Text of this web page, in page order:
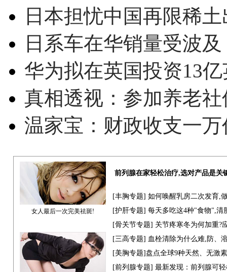
日本担忧中国再限稀
日系车在华销量受波
华为拟在英国投资13
真相透视：参加养老
温家宝：财政收支一
女人最后一次完美祛斑!
前列腺在家轻松治疗,选对产品是关
[丰胸专题] 如何唤醒乳房二次发育,
[护肝专题] 每天多吃这4种"食物",清
[骨关节专题] 关节疼寒冬为何加重?
[三高专题] 血栓清除为什么难,防、
[美胸专题]盘点全球9种天然、无激
[前列腺专题] 最新发现：前列腺可